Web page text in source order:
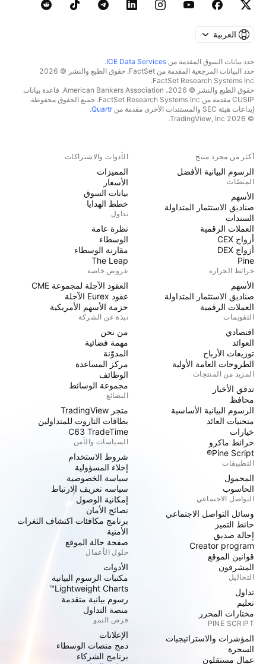
العربية
حدد بيانات السوق المقدمة من ICE Data Services
.
حدد البيانات المرجعية المقدمة من FactSet. حقوق الطبع والنشر © 2026
FactSet Research Systems Inc.
حقوق الطبع والنشر © 2026، American Bankers Association. قاعدة بيانات
CUSIP مقدمة من FactSet Research Systems Inc. جميع الحقوق محفوظة.
إيداعات هيئة SEC والمستندات الأخرى مقدمة من
Quartr
.
© 2026 TradingView, Inc.
أكثر من مجرد منتج
الرسوم البيانية الأفضل
المنصّات
الأسهم
صناديق الاستثمار المتداولة
السندات
العملات الرقمية
أزواج CEX
أزواج DEX
Pine
خرائط الحرارة
الأسهم
صناديق الاستثمار المتداولة
العملات الرقمية
التقويمات
اقتصادي
العوائد
توزيعات الأرباح
الطروحات العامة الأولية
المزيد من المنتجات
تدفق الأخبار
محافظ
الرسوم البيانية الأساسية
منحنيات العائد
خيارات
خرائط ماكرو
Pine Script®
التطبيقات
المحمول
الحاسوب
التواصل الاجتماعي
وسائل التواصل الاجتماعي
حائط التميز
إحالة صديق
Creator program
قوانين الموقع
المشرفون
التحاليل
تداول
تعليم
مختارات المحرر
PINE SCRIPT
المؤشرات والاستراتيجيات
السحرة
عمال مستقلون
الأدوات والاشتراكات
المميزات
الأسعار
بيانات السوق
خطط الهدايا
تداول
نظرة عامة
الوسطاء
مقارنة الوسطاء
The Leap
عروض خاصة
العقود الآجلة لمجموعة CME
عقود Eurex الآجلة
حزمة الأسهم الأمريكية
نبذة عن الشركة
من نحن
مهمة فضائية
المدوّنة
مركز المساعدة
الوظائف
مجموعة الوسائط
البضائع
متجر TradingView
بطاقات التاروت للمتداولين
C63 TradeTime
السياسات والأمن
شروط الاستخدام
إخلاء المسؤولية
سياسة الخصوصية
سياسه تعريف الارتباط
إمكانية الوصول
نصائح الأمان
برنامج مكافئات اكتشاف الثغرات
الأمنية
صفحة حالة الموقع
حلول الأعمال
الأدوات
مكتبات الرسوم البيانية
Lightweight Charts™
رسوم بيانية متقدمة
منصة التداول
فرص النمو
الإعلانات
دمج منصات الوسطاء
برنامج الشركاء